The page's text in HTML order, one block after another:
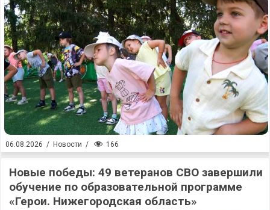
06.08.2026 / Новости / 166
Новые победы: 49 ветеранов СВО завершили
обучение по образовательной программе
«Герои. Нижегородская область»